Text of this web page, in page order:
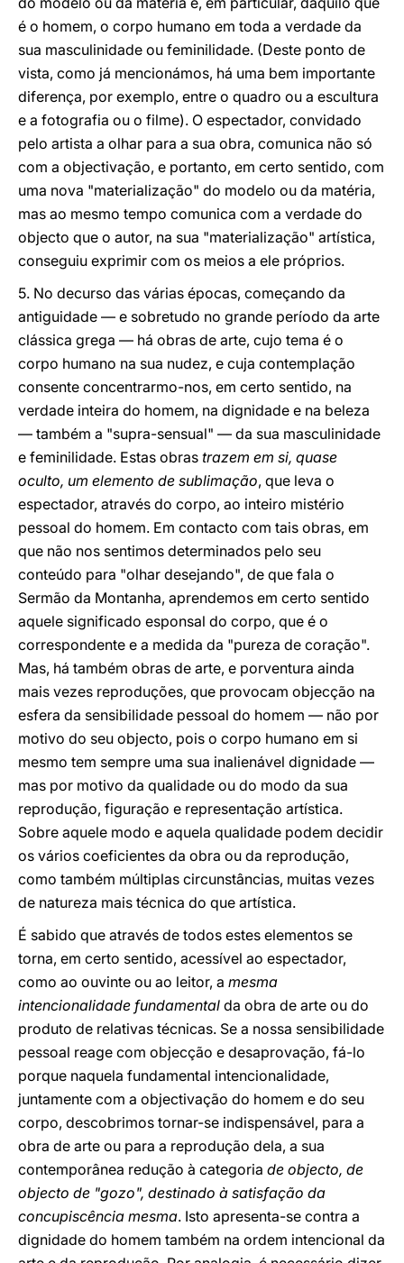
é o homem, o corpo humano em toda a verdade da
sua masculinidade ou feminilidade. (Deste ponto de
vista, como já mencionámos, há uma bem importante
diferença, por exemplo, entre o quadro ou a escultura
e a fotografia ou o filme). O espectador, convidado
pelo artista a olhar para a sua obra, comunica não só
com a objectivação, e portanto, em certo sentido, com
uma nova "materialização" do modelo ou da matéria,
mas ao mesmo tempo comunica com a verdade do
objecto que o autor, na sua "materialização" artística,
conseguiu exprimir com os meios a ele próprios.
5. No decurso das várias épocas, começando da
antiguidade — e sobretudo no grande período da arte
clássica grega — há obras de arte, cujo tema é o
corpo humano na sua nudez, e cuja contemplação
consente concentrarmo-nos, em certo sentido, na
verdade inteira do homem, na dignidade e na beleza
— também a "supra-sensual" — da sua masculinidade
e feminilidade. Estas obras trazem em si, quase
oculto, um elemento de sublimação, que leva o
espectador, através do corpo, ao inteiro mistério
pessoal do homem. Em contacto com tais obras, em
que não nos sentimos determinados pelo seu
conteúdo para "olhar desejando", de que fala o
Sermão da Montanha, aprendemos em certo sentido
aquele significado esponsal do corpo, que é o
correspondente e a medida da "pureza de coração".
Mas, há também obras de arte, e porventura ainda
mais vezes reproduções, que provocam objecção na
esfera da sensibilidade pessoal do homem — não por
motivo do seu objecto, pois o corpo humano em si
mesmo tem sempre uma sua inalienável dignidade —
mas por motivo da qualidade ou do modo da sua
reprodução, figuração e representação artística.
Sobre aquele modo e aquela qualidade podem decidir
os vários coeficientes da obra ou da reprodução,
como também múltiplas circunstâncias, muitas vezes
de natureza mais técnica do que artística.
É sabido que através de todos estes elementos se
torna, em certo sentido, acessível ao espectador,
como ao ouvinte ou ao leitor, a mesma
intencionalidade fundamental da obra de arte ou do
produto de relativas técnicas. Se a nossa sensibilidade
pessoal reage com objecção e desaprovação, fá-lo
porque naquela fundamental intencionalidade,
juntamente com a objectivação do homem e do seu
corpo, descobrimos tornar-se indispensável, para a
obra de arte ou para a reprodução dela, a sua
contemporânea redução à categoria de objecto, de
objecto de "gozo", destinado à satisfação da
concupiscência mesma. Isto apresenta-se contra a
dignidade do homem também na ordem intencional da